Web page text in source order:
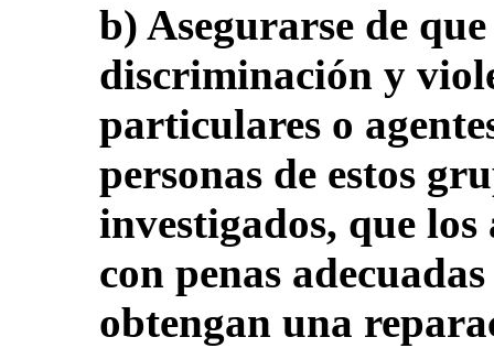
b) Asegurarse de que
discriminación y
particulares o
personas de estos
investigados, que los
con penas
obtengan una